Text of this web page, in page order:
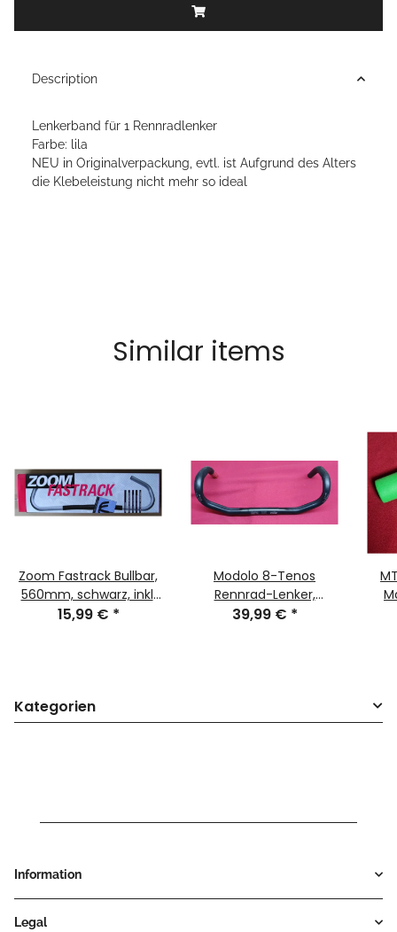
Description
Lenkerband für 1 Rennradlenker
Farbe: lila
NEU in Originalverpackung, evtl. ist Aufgrund des Alters
die Klebeleistung nicht mehr so ideal
Similar items
Zoom Fastrack Bullbar,
560mm, schwarz, inkl.
Zoom-Griffe, ca.250g,
15,99 € *
Modolo 8-Tenos
Rennrad-Lenker,
26,0mm Klemmung,
39,99 € *
Kategorien
Information
Legal